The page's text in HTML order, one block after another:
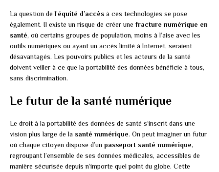
La question de l’équité d’accès à ces technologies se pose
également. Il existe un risque de créer une fracture numérique en
santé, où certains groupes de population, moins à l’aise avec les
outils numériques ou ayant un accès limité à Internet, seraient
désavantagés. Les pouvoirs publics et les acteurs de la santé
doivent veiller à ce que la portabilité des données bénéficie à tous,
sans discrimination.
Le futur de la santé numérique
Le droit à la portabilité des données de santé s’inscrit dans une
vision plus large de la santé numérique. On peut imaginer un futur
où chaque citoyen dispose d’un passeport santé numérique,
regroupant l’ensemble de ses données médicales, accessibles de
manière sécurisée depuis n’importe quel point du globe. Cette